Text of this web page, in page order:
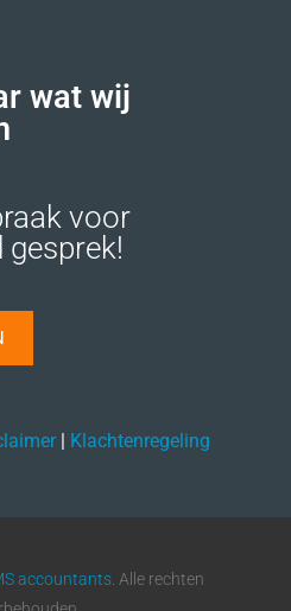
wat wij
voor
gesprek!
| Klachtenregeling
accountants. Alle rechten